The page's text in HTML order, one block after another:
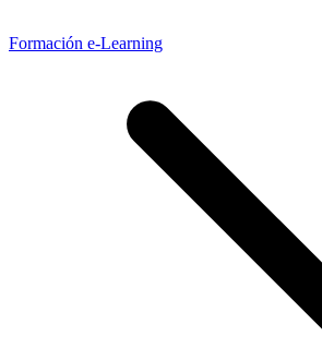
Formación e-Learning